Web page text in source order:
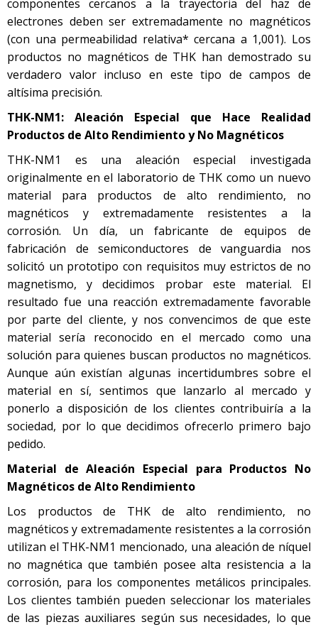
componentes cercanos a la trayectoria del haz de
electrones deben ser extremadamente no magnéticos
(con una permeabilidad relativa* cercana a 1,001). Los
productos no magnéticos de THK han demostrado su
verdadero valor incluso en este tipo de campos de
altísima precisión.
THK-NM1: Aleación Especial que Hace Realidad
Productos de Alto Rendimiento y No Magnéticos
THK-NM1 es una aleación especial investigada
originalmente en el laboratorio de THK como un nuevo
material para productos de alto rendimiento, no
magnéticos y extremadamente resistentes a la
corrosión. Un día, un fabricante de equipos de
fabricación de semiconductores de vanguardia nos
solicitó un prototipo con requisitos muy estrictos de no
magnetismo, y decidimos probar este material. El
resultado fue una reacción extremadamente favorable
por parte del cliente, y nos convencimos de que este
material sería reconocido en el mercado como una
solución para quienes buscan productos no magnéticos.
Aunque aún existían algunas incertidumbres sobre el
material en sí, sentimos que lanzarlo al mercado y
ponerlo a disposición de los clientes contribuiría a la
sociedad, por lo que decidimos ofrecerlo primero bajo
pedido.
Material de Aleación Especial para Productos No
Magnéticos de Alto Rendimiento
Los productos de THK de alto rendimiento, no
magnéticos y extremadamente resistentes a la corrosión
utilizan el THK-NM1 mencionado, una aleación de níquel
no magnética que también posee alta resistencia a la
corrosión, para los componentes metálicos principales.
Los clientes también pueden seleccionar los materiales
de las piezas auxiliares según sus necesidades, lo que